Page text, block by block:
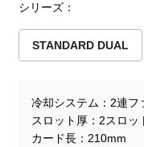
シリーズ：
STANDARD DUAL
冷却システム
2連フ
スロット厚
2スロッ
カード長
210mm